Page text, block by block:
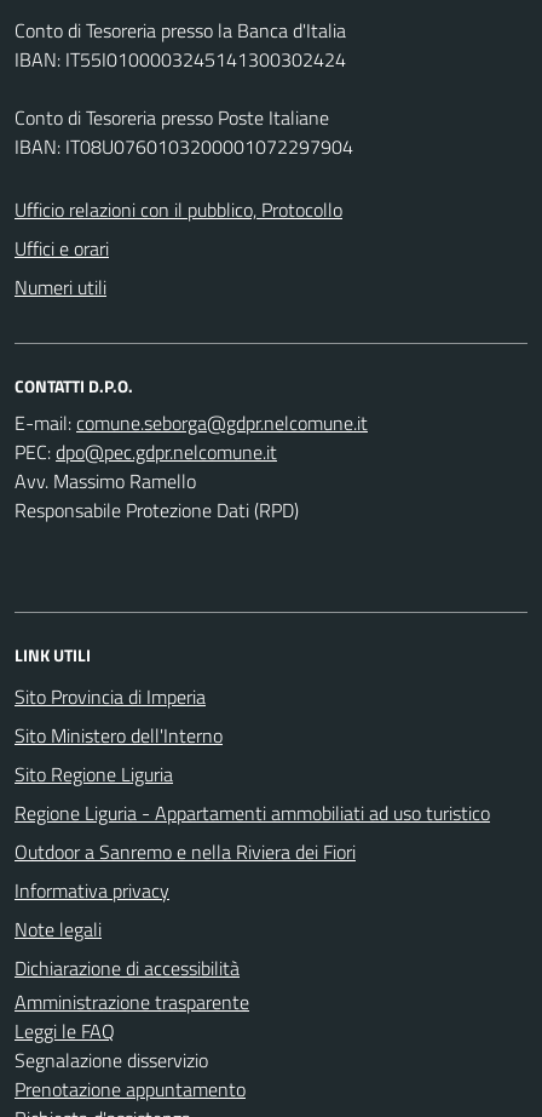
Conto di Tesoreria presso la Banca d'Italia
IBAN: IT55I0100003245141300302424
Conto di Tesoreria presso Poste Italiane
IBAN: IT08U0760103200001072297904
Ufficio relazioni con il pubblico, Protocollo
Uffici e orari
Numeri utili
CONTATTI D.P.O.
E-mail:
PEC:
Avv. Massimo Ramello
Responsabile Protezione Dati (RPD)
LINK UTILI
Sito Provincia di Imperia
Sito Ministero dell'Interno
Sito Regione Liguria
Regione Liguria - Appartamenti ammobiliati ad uso turistico
Outdoor a Sanremo e nella Riviera dei Fiori
Informativa privacy
Note legali
Dichiarazione di accessibilità
Amministrazione trasparente
Leggi le FAQ
Segnalazione disservizio
Prenotazione appuntamento